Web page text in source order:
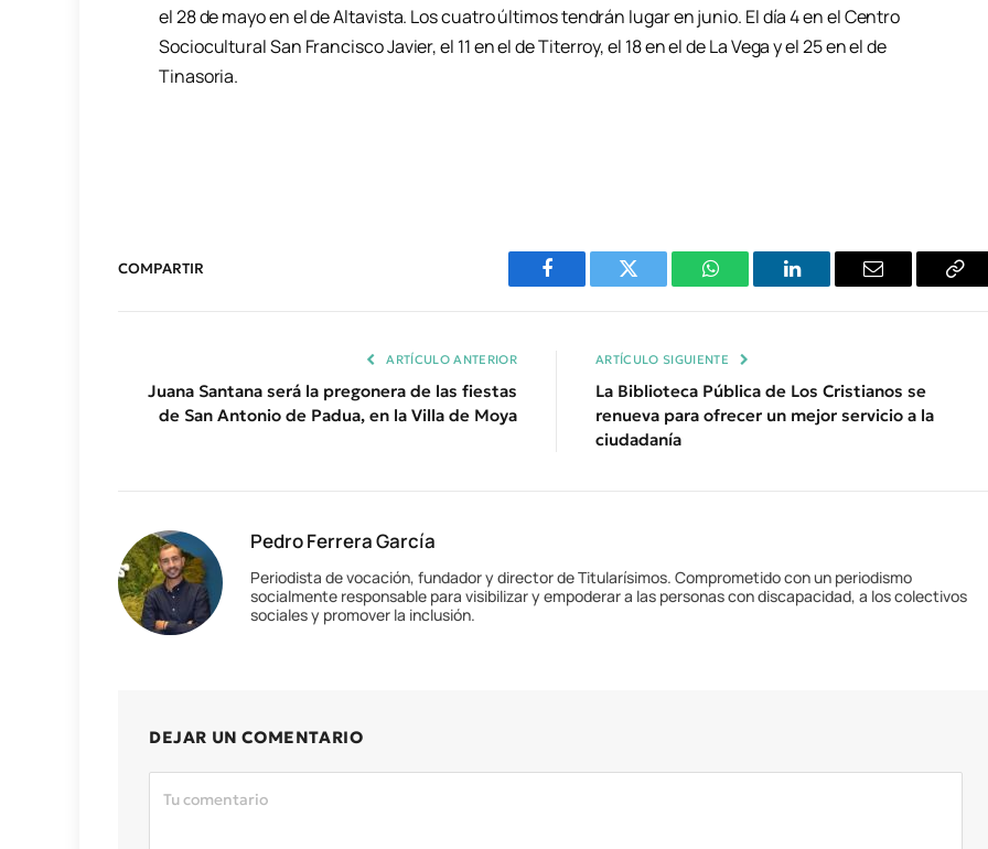
el 28 de mayo en el de Altavista. Los cuatro últimos tendrán lugar en junio. El día 4 en el Centro
Sociocultural San Francisco Javier, el 11 en el de Titerroy, el 18 en el de La Vega y el 25 en el de
Tinasoria.
COMPARTIR
Facebook Twitter WhatsAppLinkedIn Email
ARTÍCULO ANTERIOR
Juana Santana será la pregonera de las fiestas
de San Antonio de Padua, en la Villa de Moya
ARTÍCULO SIGUIENTE
La Biblioteca Pública de Los Cristianos se
renueva para ofrecer un mejor servicio a la
ciudadanía
Pedro Ferrera García
Periodista de vocación, fundador y director de Titularísimos. Comprometido con un periodismo
socialmente responsable para visibilizar y empoderar a las personas con discapacidad, a los colectivos
sociales y promover la inclusión.
DEJAR UN COMENTARIO